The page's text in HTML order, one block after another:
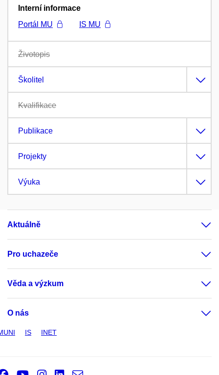
Interní informace
Portál MU
IS MU
Životopis
Školitel
Kvalifikace
Publikace
Projekty
Výuka
Aktuálně
Pro uchazeče
Věda a výzkum
O nás
IS INET